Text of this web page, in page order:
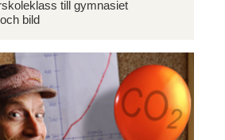
till gymnasiet
bild